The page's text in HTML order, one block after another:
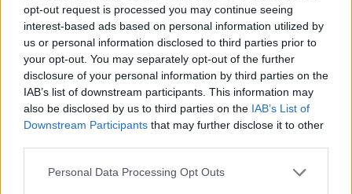
opt-out request is processed you may continue seeing
interest-based ads based on personal information utilized by
us or personal information disclosed to third parties prior to
your opt-out. You may separately opt-out of the further
disclosure of your personal information by third parties on the
IAB’s list of downstream participants. This information may
also be disclosed by us to third parties on the IAB’s List of
Downstream Participants that may further disclose it to other
Personal Data Processing Opt Outs